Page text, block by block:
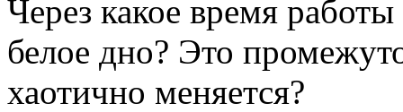
Через какое время
белое дно? Это
хаотично меняется?